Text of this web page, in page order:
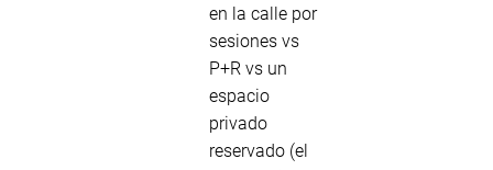
en la calle por
sesiones vs
P+R vs un
espacio
privado
reservado (el